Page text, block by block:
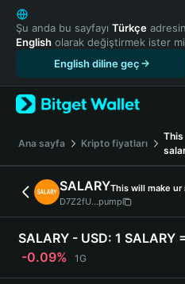
English
日本語
Tiếng Việt
Español (Latinoamérica)
Türkçe
Français
Deutsch
简体中文
繁體中文
Português (Portugal)
Bahasa Indonesia
ภาษาไทย
हिन्दी
Şu anda bu sayfayı Türkçe
English olarak değiştirmek ister
English diline geç
Ana sayfa Kripto fiyatları
SALARY
D7Z2fU...pump
SALARY - USD: 1 SALARY
-0.09%
1G